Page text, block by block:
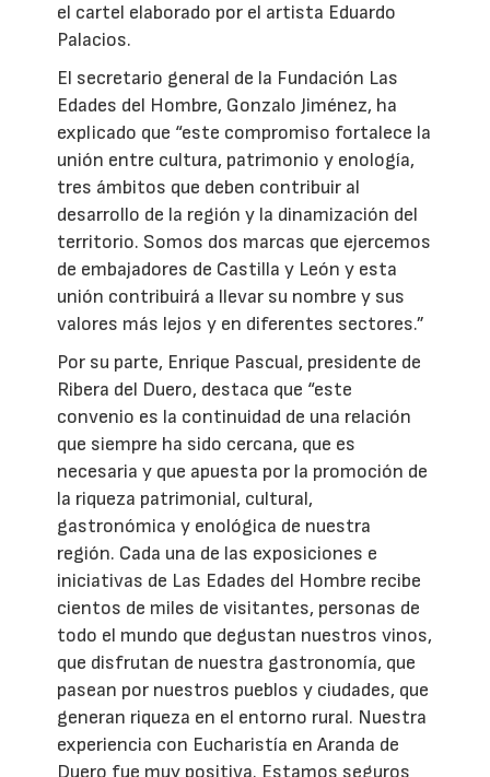
el cartel elaborado por el artista Eduardo
Palacios.
El secretario general de la Fundación Las
Edades del Hombre, Gonzalo Jiménez, ha
explicado que “este compromiso fortalece la
unión entre cultura, patrimonio y enología,
tres ámbitos que deben contribuir al
desarrollo de la región y la dinamización del
territorio. Somos dos marcas que ejercemos
de embajadores de Castilla y León y esta
unión contribuirá a llevar su nombre y sus
valores más lejos y en diferentes sectores.”
Por su parte, Enrique Pascual, presidente de
Ribera del Duero, destaca que “este
convenio es la continuidad de una relación
que siempre ha sido cercana, que es
necesaria y que apuesta por la promoción de
la riqueza patrimonial, cultural,
gastronómica y enológica de nuestra
región. Cada una de las exposiciones e
iniciativas de Las Edades del Hombre recibe
cientos de miles de visitantes, personas de
todo el mundo que degustan nuestros vinos,
que disfrutan de nuestra gastronomía, que
pasean por nuestros pueblos y ciudades, que
generan riqueza en el entorno rural. Nuestra
experiencia con Eucharistía en Aranda de